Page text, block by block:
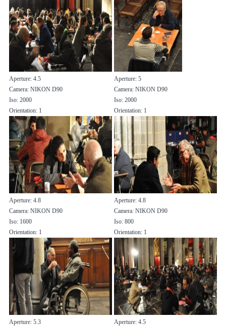
Aperture: 4.5
Camera: NIKON D90
Iso: 2000
Orientation: 1
Aperture: 5
Camera: NIKON D90
Iso: 2000
Orientation: 1
Aperture: 4.8
Camera: NIKON D90
Iso: 1600
Orientation: 1
Aperture: 4.8
Camera: NIKON D90
Iso: 800
Orientation: 1
Aperture: 5.3
Aperture: 4.5